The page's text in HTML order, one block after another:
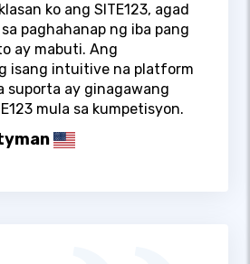
ko ang SITE123, agad
paghahanap ng iba pang
ay mabuti. Ang
isang intuitive na platform
suporta ay ginagawang
mula sa kumpetisyon.